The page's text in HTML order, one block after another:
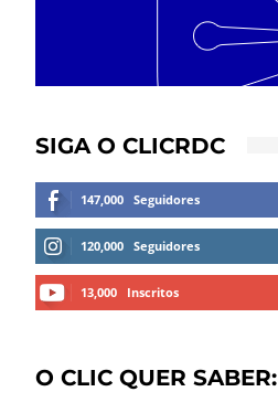
SIGA O CLICRDC
147,000 Seguidores
120,000 Seguidores
13,000 Inscritos
O CLIC QUER SABER: